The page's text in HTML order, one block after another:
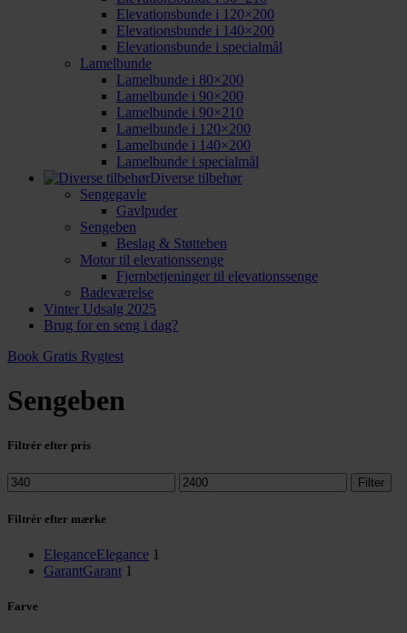
Elevationsbunde i 120×200
Elevationsbunde i 140×200
Elevationsbunde i specialmål
Lamelbunde
Lamelbunde i 80×200
Lamelbunde i 90×200
Lamelbunde i 90×210
Lamelbunde i 120×200
Lamelbunde i 140×200
Lamelbunde i specialmål
Diverse tilbehør
Sengegavle
Gavlpuder
Sengeben
Beslag & Støtteben
Motor til elevationssenge
Fjernbetjeninger til elevationssenge
Badeværelse
Vinter Udsalg 2025
Brug for en seng i dag?
Book Gratis Rygtest
Sengeben
Filtrér efter pris
Mindste
pris
Højeste
pris
Filter
Filtrér efter mærke
EleganceElegance 1
GarantGarant 1
Farve